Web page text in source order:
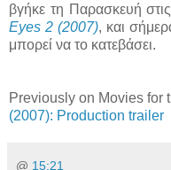
βγήκε τη Παρασκευή
Eyes 2 (2007), και
μπορεί να το κατεβάσει.
Previously on Movies for
(2007): Production trailer
@ 15:21